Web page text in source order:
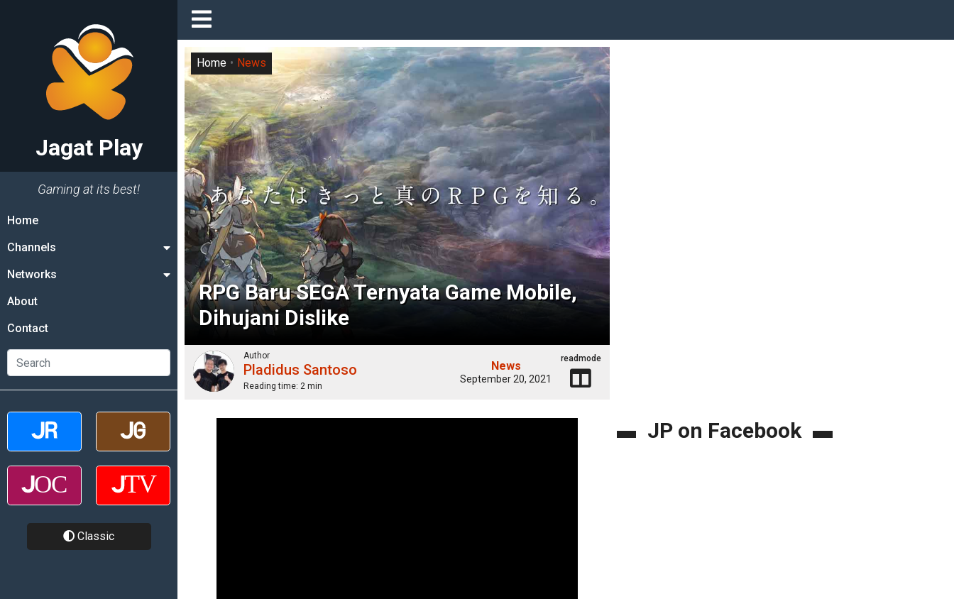
Jagat Play
Gaming at its best!
Home
Channels
Networks
About
Contact
Classic
RPG Baru SEGA Ternyata Game Mobile,
Dihujani Dislike
Home News
Author
Pladidus Santoso
Reading time: 2 min
News
September 20, 2021
readmode
JP on Facebook